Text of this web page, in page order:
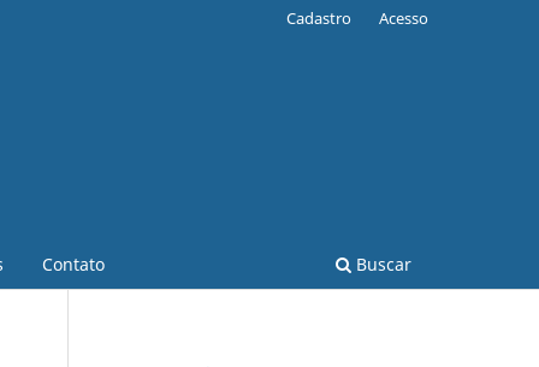
Contato Buscar
Cadastro Acesso